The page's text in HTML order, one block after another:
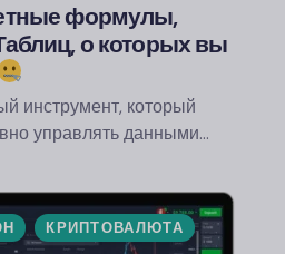
формулы,
о которых вы
инструмент, который
управлять данными…
КРИПТОВАЛЮТА